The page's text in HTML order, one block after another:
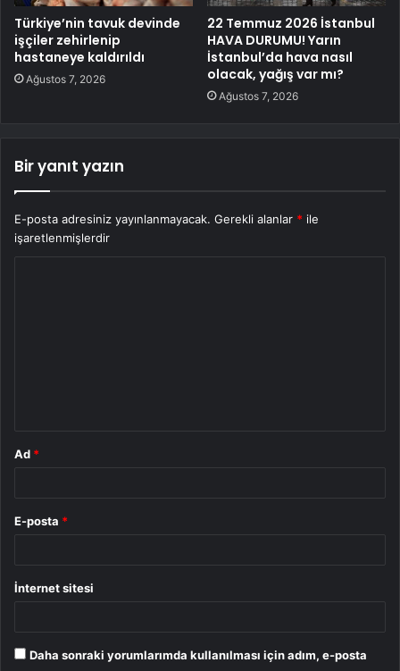
Türkiye’nin tavuk devinde
işçiler zehirlenip
hastaneye kaldırıldı
Ağustos 7, 2026
22 Temmuz 2026 İstanbul
HAVA DURUMU! Yarın
İstanbul’da hava nasıl
olacak, yağış var mı?
Ağustos 7, 2026
Bir yanıt yazın
E-posta adresiniz yayınlanmayacak. Gerekli alanlar * ile
işaretlenmişlerdir
Ad *
E-posta *
İnternet sitesi
Daha sonraki yorumlarımda kullanılması için adım, e-posta